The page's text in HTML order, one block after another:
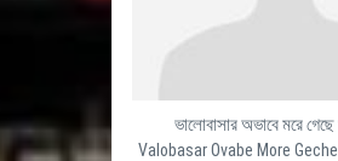
ভালোবাসার অভাবে মরে
Valobasar Ovabe More